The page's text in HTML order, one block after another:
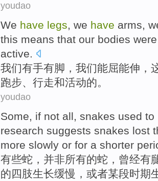
youdao
We have legs, we have arms,
this means that our bodies were
active.
我们有手有脚 ，我们能屈能伸 ，
跑步、 行走和活动的。
youdao
Some, if not all, snakes used to
research suggests snakes lost
more slowly or for a shorter
有些蛇 ， 并非所有的蛇， 曾经有
的四肢生长缓慢， 或者某段时期